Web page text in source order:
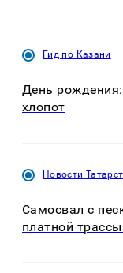
Гид по Казани
День
хлопот
Новости
Самосвал с
платной